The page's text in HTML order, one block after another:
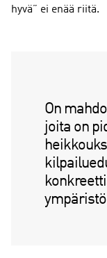
hyvä” ei enää riitä.
On
joita on